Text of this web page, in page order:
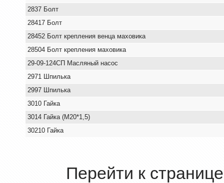
2837 Болт
28417 Болт
28452 Болт крепления венца маховика
28504 Болт крепления маховика
29-09-124СП Масляный насос
2971 Шпилька
2997 Шпилька
3010 Гайка
3014 Гайка (М20*1,5)
30210 Гайка
Перейти к